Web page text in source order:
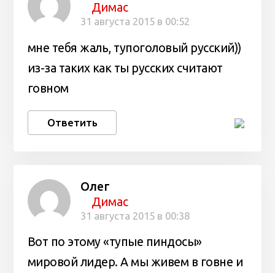
Димас
31 августа 2015 в 00:52
мне тебя жаль, тупоголовый русский))
из-за таких как ты русских считают
говном
Ответить
Олег
Димас
31 августа 2015 в 00:38
Вот по этому «тупые пиндосы»
мировой лидер. А мы живем в говне и